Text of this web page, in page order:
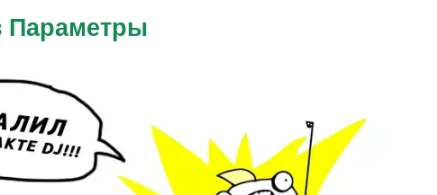
Параметры